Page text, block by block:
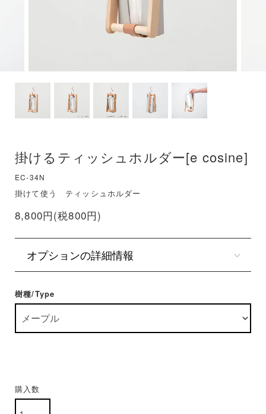
掛けるティッシュホルダー[e cosine]
EC-34N
掛けて使う ティッシュホルダー
8,800円(税800円)
オプションの詳細情報
樹種/Type
購入数